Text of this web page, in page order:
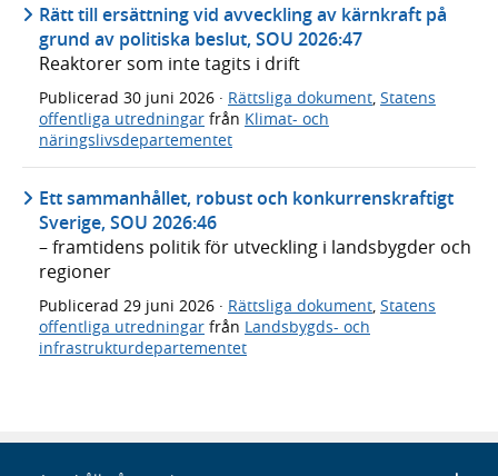
Rätt till ersättning vid avveckling av kärnkraft på
grund av politiska beslut, SOU 2026:47
Reaktorer som inte tagits i drift
Publicerad 30 juni 2026 · Rättsliga dokument, Statens
offentliga utredningar från Klimat- och
näringslivsdepartementet
Ett sammanhållet, robust och konkurrenskraftigt
Sverige, SOU 2026:46
– framtidens politik för utveckling i landsbygder och
regioner
Publicerad 29 juni 2026 · Rättsliga dokument Statens
offentliga utredningar från Landsbygds- och
infrastrukturdepartementet